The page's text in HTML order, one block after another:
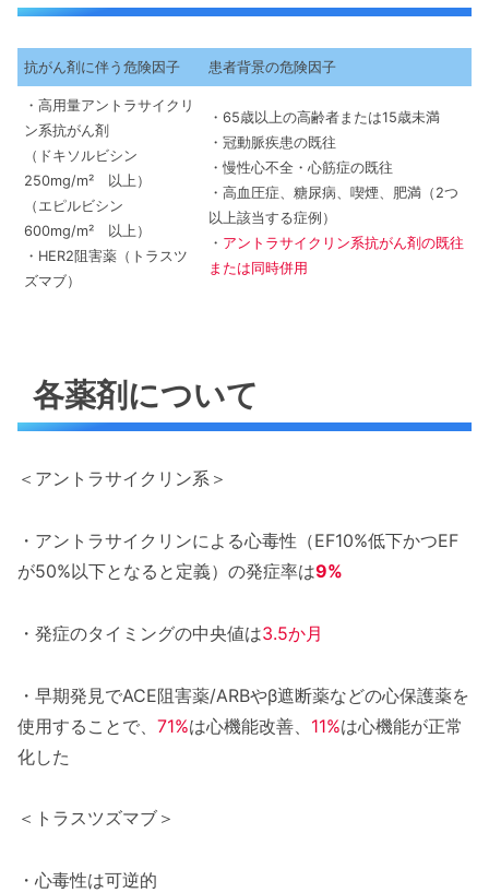
抗がん剤に伴う危険因子 患者背景の危険因子
・高用量アントラサイクリ
ン系抗がん剤
（ドキソルビシン
250mg/m² 以上）
（エピルビシン
600mg/m² 以上）
・HER2阻害薬（トラスツ
ズマブ）
・65歳以上の高齢者または15歳未満
・冠動脈疾患の既往
・慢性心不全・心筋症の既往
・高血圧症、糖尿病、喫煙、肥満（2つ
以上該当する症例）
・ アントラサイクリン系抗がん剤の既往
または同時併用
各薬剤について
＜アントラサイクリン系＞
・アントラサイクリンによる心毒性（EF10%低下かつEF
が50%以下となると定義）の発症率は9%
・発症のタイミングの中央値は3.5か月
・早期発見でACE阻害薬/ARBやβ遮断薬などの心保護薬を
使用することで、 71%は心機能改善、 11%は心機能が正常
化した
＜トラスツズマブ＞
・心毒性は可逆的